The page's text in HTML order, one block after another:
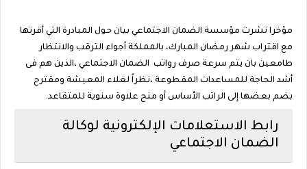
مؤخرا نشرت مؤسسة الضمان الاجتماعي بيان حول المبادرة التي أقرتها
مع اقتراب شهر رمضان المبارك، بالمملكة أجواء الترقب والانتظار
طامعين بان يتم سرعة صرف رواتب الضمان الاجتماعي ،الذين هم فى
أشد الحاجة للمساعدات المقطوعة ،نظراً لغلاء المعيشة ومقترح
بضم بعضها إلى الراتب الأساس أو منح علاوة سنوية للمتقاعد.
رابط الاستعلامات الإلكترونية لوكالة
الضمان الاجتماعي